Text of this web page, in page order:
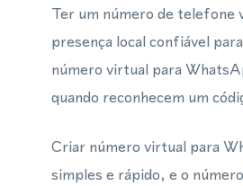
Ter um número de telefone
presença local confiável
número virtual para
quando reconhecem um
Criar número virtual para
simples e rápido, e o